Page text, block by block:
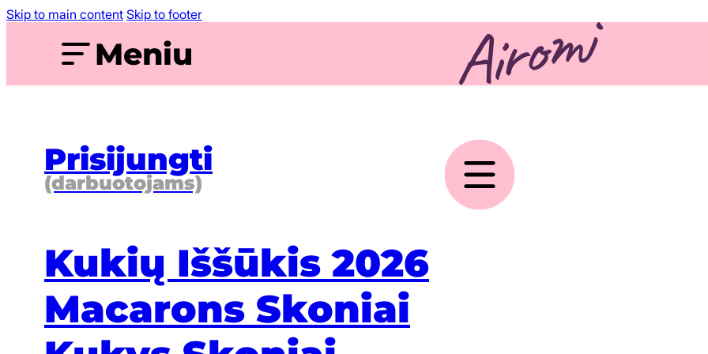
Skip to main content Skip to footer
Meniu
Prisijungti
(darbuotojams)
Kukių Iššūkis 2026
Macarons Skoniai